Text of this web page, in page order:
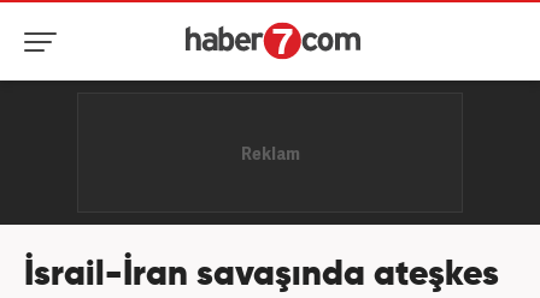
İsrail-İran savaşında ateşkes